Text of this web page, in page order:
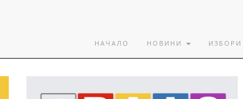
НАЧАЛО НОВИНИ ИЗБОРИ